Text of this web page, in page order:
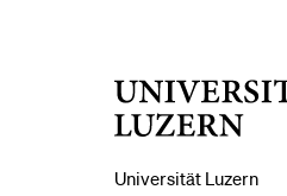
Universität Luzern